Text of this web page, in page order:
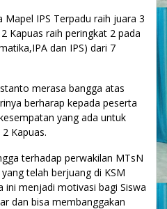
IPS Terpadu raih juara 3
Kapuas raih peringkat 2 pada
dan IPS) dari 7
merasa bangga atas
berharap kepada peserta
yang ada untuk
Kapuas.
terhadap perwakilan MTsN
telah berjuang di KSM
ini menjadi motivasi bagi Siswa
dan bisa membanggakan